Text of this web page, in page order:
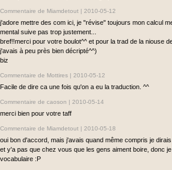
Commentaire de Miamdetout | 2010-05-12
j'adore mettre des com ici, je "révise" toujours mon calcul
mental suive pas trop justement...
bref!!merci pour votre boulot^^ et pour la trad de la niouse
j'avais à peu près bien décripté^^)
biz
Commentaire de Mottires | 2010-05-12
Facile de dire ca une fois qu'on a eu la traduction. ^^
Commentaire de caoson | 2010-05-14
merci bien pour votre taff
Commentaire de Miamdetout | 2010-05-18
oui bon d'accord, mais j'avais quand même compris je
et y'a pas que chez vous que les gens aiment boire, donc
vocabulaire :P